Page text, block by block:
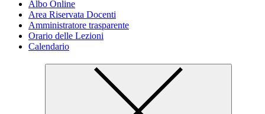
Albo Online
Area Riservata Docenti
Amministratore trasparente
Orario delle Lezioni
Calendario